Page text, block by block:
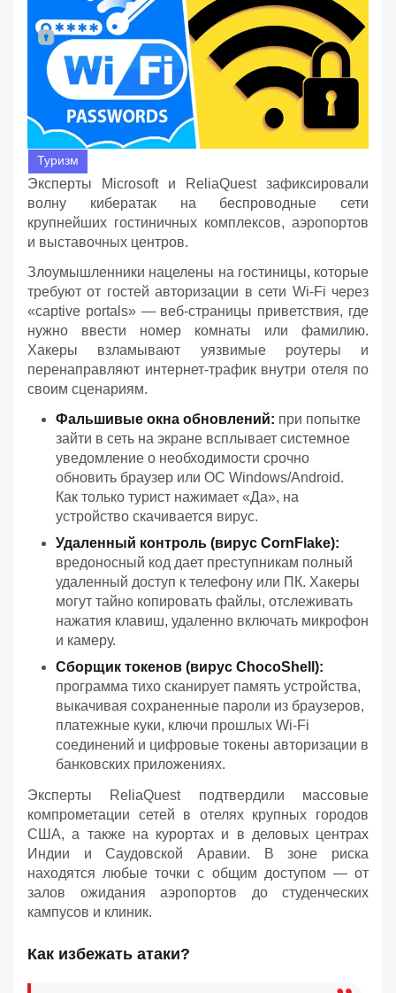
Туризм
Эксперты Microsoft и ReliaQuest зафиксировали
волну кибератак на беспроводные сети
крупнейших гостиничных комплексов, аэропортов
и выставочных центров.
Злоумышленники нацелены на гостиницы, которые
требуют от гостей авторизации в сети Wi-Fi через
«captive portals» — веб-страницы приветствия, где
нужно ввести номер комнаты или фамилию.
Хакеры взламывают уязвимые роутеры и
перенаправляют интернет-трафик внутри отеля по
своим сценариям.
Фальшивые окна обновлений: при попытке
зайти в сеть на экране всплывает системное
уведомление о необходимости срочно
обновить браузер или ОС Windows/Android.
Как только турист нажимает «Да», на
устройство скачивается вирус.
Удаленный контроль (вирус CornFlake):
вредоносный код дает преступникам полный
удаленный доступ к телефону или ПК. Хакеры
могут тайно копировать файлы, отслеживать
нажатия клавиш, удаленно включать микрофон
и камеру.
Сборщик токенов (вирус ChocoShell):
программа тихо сканирует память устройства,
выкачивая сохраненные пароли из браузеров,
платежные куки, ключи прошлых Wi-Fi
соединений и цифровые токены авторизации в
банковских приложениях.
Эксперты ReliaQuest подтвердили массовые
компрометации сетей в отелях крупных городов
США, а также на курортах и в деловых центрах
Индии и Саудовской Аравии. В зоне риска
находятся любые точки с общим доступом — от
залов ожидания аэропортов до студенческих
кампусов и клиник.
Как избежать атаки?